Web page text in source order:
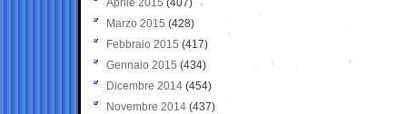
Aprile 2015 (407)
Marzo 2015 (428)
Febbraio 2015 (417)
Gennaio 2015 (434)
Dicembre 2014 (454)
Novembre 2014 (437)